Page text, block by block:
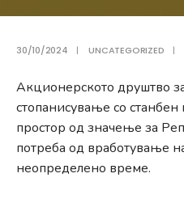
30/10/2024 | UNCATEGORIZED |
Акционерското друштво
стопанисување со
простор од значење за
потреба од вработување
неопределено време.